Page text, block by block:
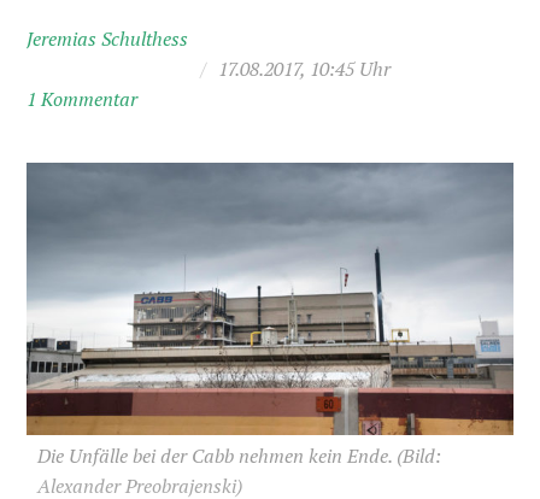
Jeremias Schulthess
/ 17.08.2017, 10:45 Uhr
1 Kommentar
Die Unfälle bei der Cabb nehmen kein Ende. (Bild:
Alexander Preobrajenski)